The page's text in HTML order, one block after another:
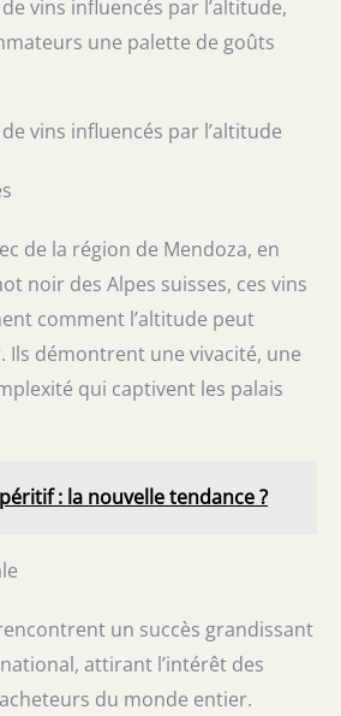
vins influencés par l’altitude,
une palette de goûts
vins influencés par l’altitude
de la région de Mendoza, en
noir des Alpes suisses, ces vins
comment l’altitude peut
démontrent une vivacité, une
qui captivent les palais
: la nouvelle tendance ?
un succès grandissant
attirant l’intérêt des
du monde entier.